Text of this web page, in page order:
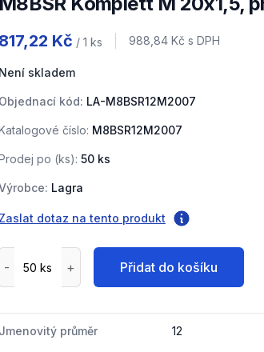
817,22 Kč / 1 ks Cena s DPH
988,84 Kč s DPH
Není skladem
Objednací kód: LA-M8BSR12M2007
číslo: M8BSR12M2007
po (ks): 50 ks
Lagra
Zaslat dotaz na tento produkt
Přidat do košíku
Jmenovitý průměr 12